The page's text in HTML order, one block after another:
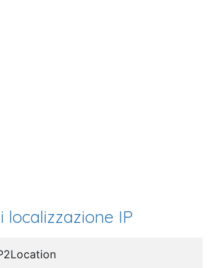
localizzazione IP